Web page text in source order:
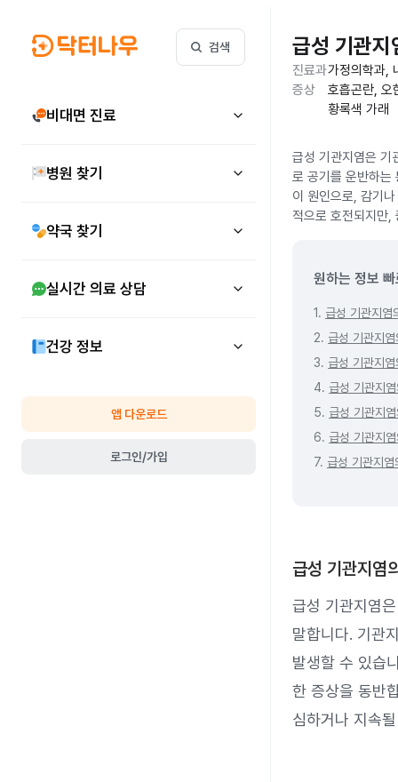
검색
비대면 진료
병원 찾기
약국 찾기
실시간 의료 상담
건강 정보
앱 다운로드
로그인/가입
급성 기관지
진료과가정의학과,
증상
호흡곤란,
황록색 가래
급성 기관지염은 기
로 공기를 운반하는
이 원인으로, 감기
적으로 호전되지만,
원하는 정보
1. 급성 기관지염
2. 급성 기관지
3. 급성 기관지
4. 급성 기관지
5. 급성 기관지
6. 급성 기관지
7. 급성 기관지
급성 기관지염
급성 기관지염
말합니다. 기관
발생할 수 있습
한 증상을 동반
심하거나 지속